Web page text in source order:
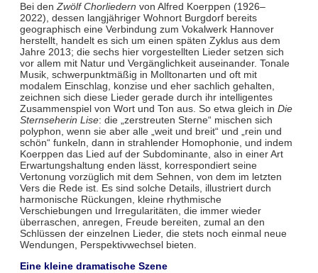
Bei den Zwölf Chorliedern von Alfred Koerppen (1926–
2022), dessen langjähriger Wohnort Burgdorf bereits
geographisch eine Verbindung zum Vokalwerk Hannover
herstellt, handelt es sich um einen späten Zyklus aus dem
Jahre 2013; die sechs hier vorgestellten Lieder setzen sich
vor allem mit Natur und Vergänglichkeit auseinander. Tonale
Musik, schwerpunktmäßig in Molltonarten und oft mit
modalem Einschlag, konzise und eher sachlich gehalten,
zeichnen sich diese Lieder gerade durch ihr intelligentes
Zusammenspiel von Wort und Ton aus. So etwa gleich in Die
Sternseherin Lise: die „zerstreuten Sterne“ mischen sich
polyphon, wenn sie aber alle „weit und breit“ und „rein und
schön“ funkeln, dann in strahlender Homophonie, und indem
Koerppen das Lied auf der Subdominante, also in einer Art
Erwartungshaltung enden lässt, korrespondiert seine
Vertonung vorzüglich mit dem Sehnen, von dem im letzten
Vers die Rede ist. Es sind solche Details, illustriert durch
harmonische Rückungen, kleine rhythmische
Verschiebungen und Irregularitäten, die immer wieder
überraschen, anregen, Freude bereiten, zumal an den
Schlüssen der einzelnen Lieder, die stets noch einmal neue
Wendungen, Perspektivwechsel bieten.
Eine kleine dramatische Szene